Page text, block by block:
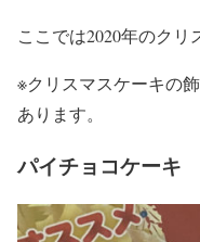
ここでは2020年のクリ
※クリスマスケーキの
あります。
パイチョコケーキ